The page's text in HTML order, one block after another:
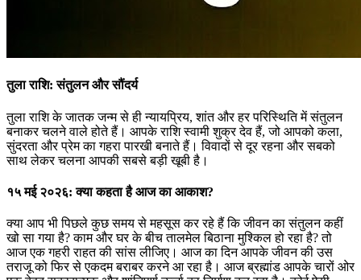
तुला राशि: संतुलन और सौंदर्य
तुला राशि के जातक जन्म से ही न्यायप्रिय, शांत और हर परिस्थिति में संतुलन
बनाकर चलने वाले होते हैं। आपके राशि स्वामी शुक्र देव हैं, जो आपको कला,
सुंदरता और प्रेम का गहरा पारखी बनाते हैं। विवादों से दूर रहना और सबको
साथ लेकर चलना आपकी सबसे बड़ी खूबी है।
१५ मई २०२६: क्या कहता है आज का आकाश?
क्या आप भी पिछले कुछ समय से महसूस कर रहे हैं कि जीवन का संतुलन कहीं
खो सा गया है? काम और घर के बीच तालमेल बिठाना मुश्किल हो रहा है? तो
आज एक गहरी राहत की सांस लीजिए। आज का दिन आपके जीवन की उस
तराजू को फिर से एकदम बराबर करने आ रहा है। आज ब्रह्मांड आपके चारों ओर